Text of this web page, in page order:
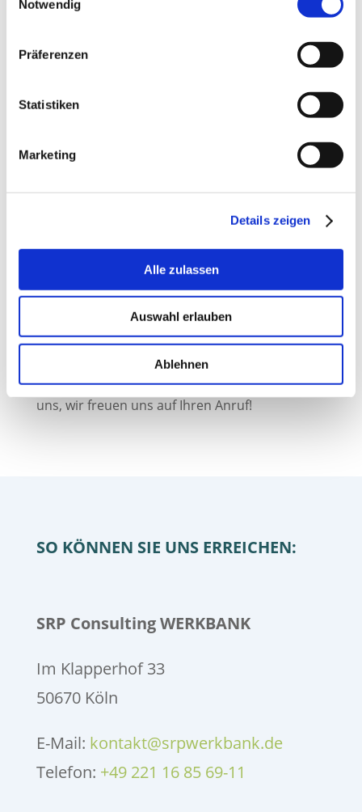
Notwendig
Präferenzen
Statistiken
Marketing
Details zeigen
Alle zulassen
Auswahl erlauben
Ablehnen
erfahren oder haben bereits eine konkrete
Anfrage? Sie haben einen konkreten Seminar-
oder Beratungswunsch, den Sie nicht in
uns, wir freuen uns auf Ihren Anruf!
SO KÖNNEN SIE UNS ERREICHEN:
SRP Consulting WERKBANK
Im Klapperhof 33
50670 Köln
E-Mail: kontakt@srpwerkbank.de
Telefon: +49 221 16 85 69-11